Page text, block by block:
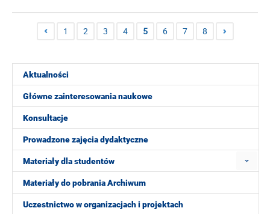
Aktualności
Główne zainteresowania naukowe
Konsultacje
Prowadzone zajęcia dydaktyczne
Materiały dla studentów
Materiały do pobrania Archiwum
Uczestnictwo w organizacjach i projektach
1 2 3 4 5 6 7 8